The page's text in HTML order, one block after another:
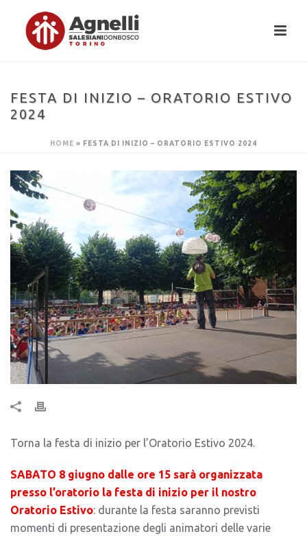
FESTA DI INIZIO – ORATORIO ESTIVO
2024
HOME » FESTA DI INIZIO – ORATORIO ESTIVO 2024
Torna la festa di inizio per l’Oratorio Estivo 2024.
SABATO 8 giugno dalle ore 15 sarà organizzata
presso l’oratorio la festa di inizio per il nostro
Oratorio Estivo: durante la festa saranno previsti
momenti di presentazione degli animatori delle varie